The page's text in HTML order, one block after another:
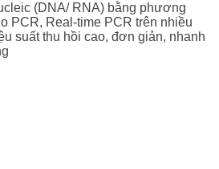
mới
nhất
(DNA/ RNA) bằng phương
PCR, Real-time PCR trên nhiều
suất thu hồi cao, đơn giản, nhanh